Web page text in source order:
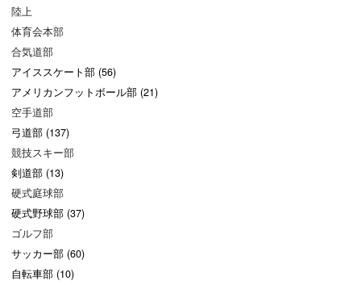
陸上
体育会本部
合気道部
アイススケート部 (56)
アメリカンフットボール部 (21)
空手道部
弓道部 (137)
競技スキー部
剣道部 (13)
硬式庭球部
硬式野球部 (37)
ゴルフ部
サッカー部 (60)
自転車部 (10)